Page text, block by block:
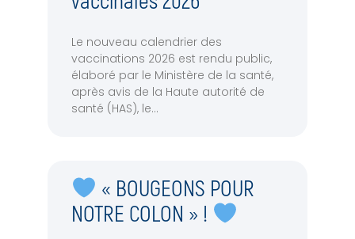
Le nouveau calendrier des
vaccinations 2026 est rendu public,
élaboré par le Ministère de la santé,
après avis de la Haute autorité de
santé (HAS), le
« BOUGEONS POUR
NOTRE COLON » !